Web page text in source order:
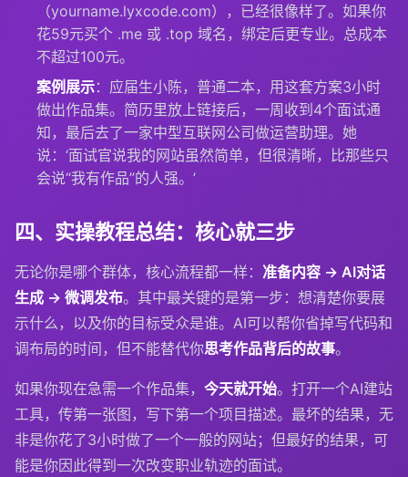
（yourname.lyxcode.com），已经很像样了。如果你
花59元买个 .me 或 .top 域名，绑定后更专业。总成本
不超过100元。
案例展示：应届生小陈，普通二本，用这套方案3小时
做出作品集。简历里放上链接后，一周收到4个面试通
知，最后去了一家中型互联网公司做运营助理。她
说：‘面试官说我的网站虽然简单，但很清晰，比那些只
会说“我有作品”的人强。’
四、实操教程总结：核心就三步
无论你是哪个群体，核心流程都一样： 准备内容 → AI对话
生成 → 微调发布。其中最关键的是第一步：想清楚你要展
示什么，以及你的目标受众是谁。AI可以帮你省掉写代码和
调布局的时间，但不能替代你思考作品背后的故事。
如果你现在急需一个作品集， 今天就开始。打开一个AI建站
工具，传第一张图，写下第一个项目描述。最坏的结果，无
非是你花了3小时做了一个一般的网站；但最好的结果，可
能是你因此得到一次改变职业轨迹的面试。